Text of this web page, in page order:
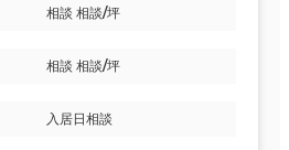
相談 相談/坪
相談 相談/坪
入居日相談